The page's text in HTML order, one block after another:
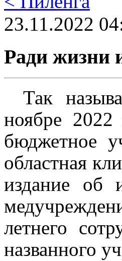
23.11.2022
Ради жизни
Так
ноябре 2022
бюджетное
областная
издание об
летнего
названного